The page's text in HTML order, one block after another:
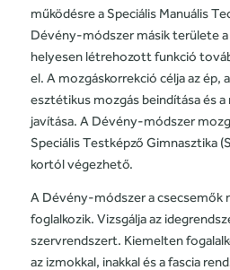
működésre a Speciális Manuális
Dévény-módszer másik területe
helyesen létrehozott funkció
el. A mozgáskorrekció célja az ép,
esztétikus mozgás beindítása és
javítása. A Dévény-módszer
Speciális Testképző Gimnasztika
kortól végezhető.
A Dévény-módszer a csecsemők
foglalkozik. Vizsgálja az
szervrendszert. Kiemelten
az izmokkal, inakkal és a fascia